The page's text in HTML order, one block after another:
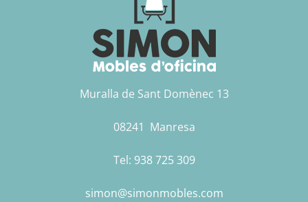
Muralla de Sant Domènec 13
08241 Manresa
Tel: 938 725 309
simon@simonmobles.com